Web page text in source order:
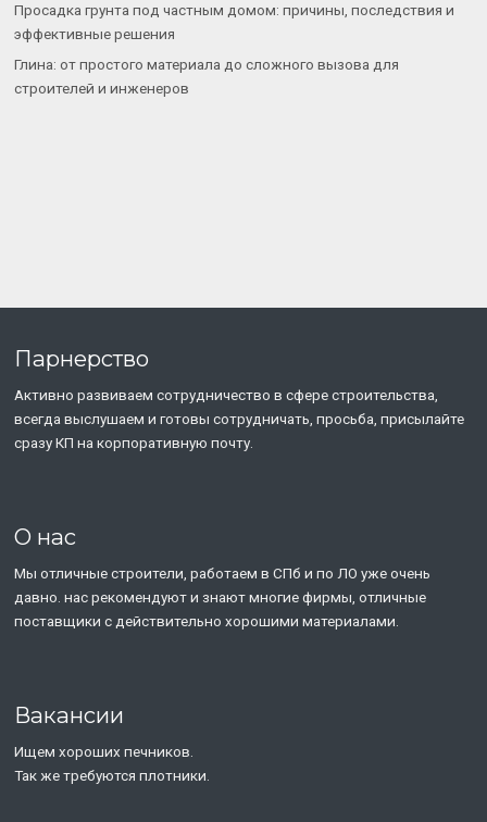
Просадка грунта под частным домом: причины, последствия и
эффективные решения
Глина: от простого материала до сложного вызова для
строителей и инженеров
Парнерство
Активно развиваем сотрудничество в сфере строительства,
всегда выслушаем и готовы сотрудничать, просьба, присылайте
сразу КП на корпоративную почту.
О нас
Мы отличные строители, работаем в СПб и по ЛО уже очень
давно. нас рекомендуют и знают многие фирмы, отличные
поставщики с действительно хорошими материалами.
Вакансии
Ищем хороших печников.
Так же требуются плотники.